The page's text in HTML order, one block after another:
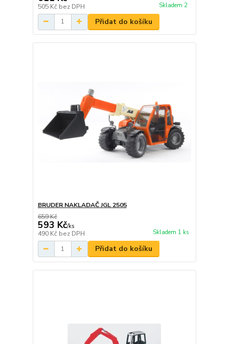
505 Kč bez DPH Skladem 2
Přidat do košíku
BRUDER NAKLADAČ JGL 2505
659 Kč
593 Kč/ks
490 Kč bez DPH Skladem 1 ks
Přidat do košíku